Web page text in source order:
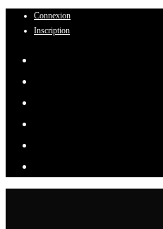
Skip
content
Connexion
Inscription